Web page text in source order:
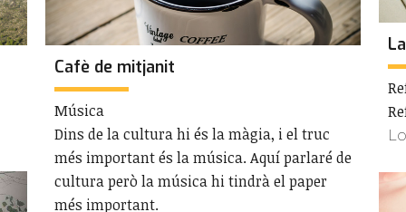
Cafè de mitjanit
Música
Dins de la cultura hi és la màgia, i el truc
més important és la música. Aquí parlaré de
cultura però la música hi tindrà el paper
més important.